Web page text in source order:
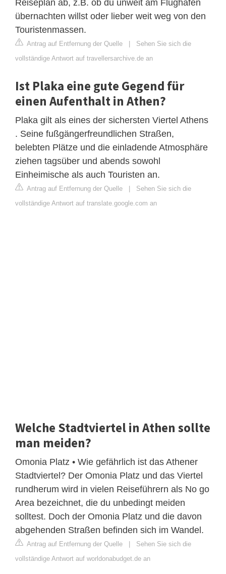
Reiseplan ab, z.B. ob du unweit am Flughafen
übernachten willst oder lieber weit weg von den
Touristenmassen.
Antrag auf Entfernung der Quelle
Sehen Sie sich die
vollständige Antwort auf travellersarchive.de an
Ist Plaka eine gute Gegend für
einen Aufenthalt in Athen?
Plaka gilt als eines der sichersten Viertel Athens
. Seine fußgängerfreundlichen Straßen,
belebten Plätze und die einladende Atmosphäre
ziehen tagsüber und abends sowohl
Einheimische als auch Touristen an.
Antrag auf Entfernung der Quelle
Sehen Sie sich die
vollständige Antwort auf translate.google.com an
Welche Stadtviertel in Athen sollte
man meiden?
Omonia Platz • Wie gefährlich ist das Athener
Stadtviertel? Der Omonia Platz und das Viertel
rundherum wird in vielen Reiseführern als No go
Area bezeichnet, die du unbedingt meiden
solltest. Doch der Omonia Platz und die davon
abgehenden Straßen befinden sich im Wandel.
Antrag auf Entfernung der Quelle
Sehen Sie sich die
vollständige Antwort auf worldonabudget.de an